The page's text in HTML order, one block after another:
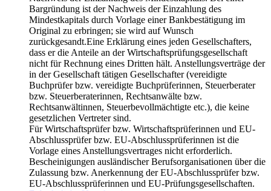
Bargründung ist der Nachweis der Einzahlung des
Mindestkapitals durch Vorlage einer Bankbestätigung im
Original zu erbringen; sie wird auf Wunsch
zurückgesandt.Eine Erklärung eines jeden Gesellschafters,
dass er die Anteile an der Wirtschaftsprüfungsgesellschaft
nicht für Rechnung eines Dritten hält. Anstellungsverträge der
in der Gesellschaft tätigen Gesellschafter (vereidigte
Buchprüfer bzw. vereidigte Buchprüferinnen, Steuerberater
bzw. Steuerberaterinnen, Rechtsanwälte bzw.
Rechtsanwältinnen, Steuerbevollmächtigte etc.), die keine
gesetzlichen Vertreter sind.
Für Wirtschaftsprüfer bzw. Wirtschaftsprüferinnen und EU-
Abschlussprüfer bzw. EU-Abschlussprüferinnen ist die
Vorlage eines Anstellungsvertrages nicht erforderlich.
Bescheinigungen ausländischer Berufsorganisationen über die
Zulassung bzw. Anerkennung der EU-Abschlussprüfer bzw.
EU-Abschlussprüferinnen und EU-Prüfungsgesellschaften.